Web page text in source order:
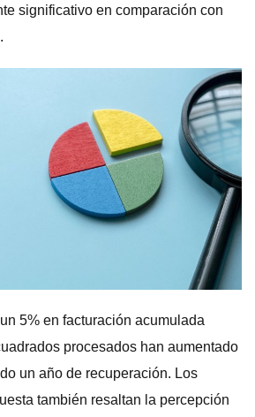
significativo en comparación con
5% en facturación acumulada
procesados han aumentado
un año de recuperación. Los
también resaltan la percepción